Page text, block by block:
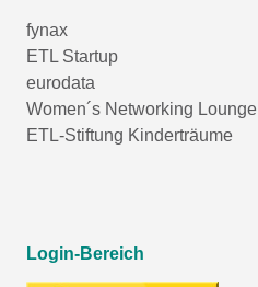
fynax
ETL Startup
eurodata
Women´s Networking Lounge
ETL-Stiftung Kinderträume
Login-Bereich